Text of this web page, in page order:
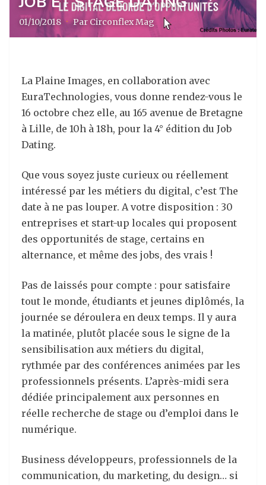
01/10/2018 · Par Circonflex Mag
La Plaine Images, en collaboration avec
EuraTechnologies, vous donne rendez-vous le
16 octobre chez elle, au 165 avenue de Bretagne
à Lille, de 10h à 18h, pour la 4° édition du Job
Dating.
Que vous soyez juste curieux ou réellement
intéressé par les métiers du digital, c’est The
date à ne pas louper. A votre disposition : 30
entreprises et start-up locales qui proposent
des opportunités de stage, certains en
alternance, et même des jobs, des vrais !
Pas de laissés pour compte : pour satisfaire
tout le monde, étudiants et jeunes diplômés, la
journée se déroulera en deux temps. Il y aura
la matinée, plutôt placée sous le signe de la
sensibilisation aux métiers du digital,
rythmée par des conférences animées par les
professionnels présents. L’après-midi sera
dédiée principalement aux personnes en
réelle recherche de stage ou d’emploi dans le
numérique.
Business développeurs, professionnels de la
communication, du marketing, du design… si